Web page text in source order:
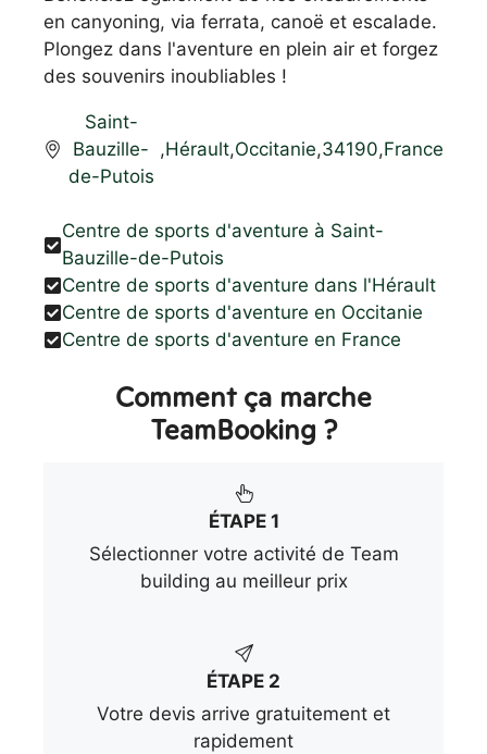
en canyoning, via ferrata, canoë et escalade.
Plongez dans l'aventure en plein air et forgez
des souvenirs inoubliables !
Saint-
Bauzille-
de-Putois
,Hérault,Occitanie,34190,France
Centre de sports d'aventure à Saint-
Bauzille-de-Putois
Centre de sports d'aventure dans l'Hérault
Centre de sports d'aventure en Occitanie
Centre de sports d'aventure en France
Comment ça marche
TeamBooking ?
ÉTAPE 1
Sélectionner votre activité de Team
building au meilleur prix
ÉTAPE 2
Votre devis arrive gratuitement et
rapidement